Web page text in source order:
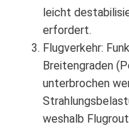
leicht
erfordert.
Flugverkehr:
Breitengraden
unterbrochen
weshalb